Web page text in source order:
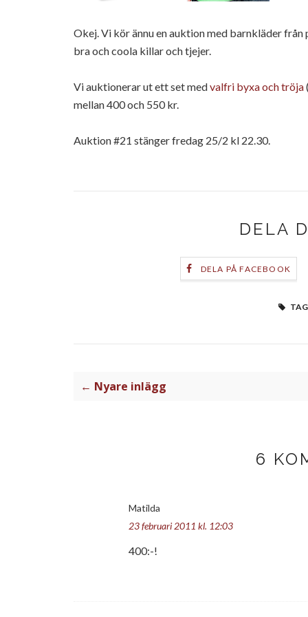
Okej. Vi kör ännu en auktion med barnkläder
bra och coola killar och tjejer.
Vi auktionerar ut ett set medvalfri byxa och tröja
mellan 400 och 550 kr.
Auktion #21 stänger fredag 25/2 kl 22.30.
DELA
DELA PÅ FACEBOOK
← Nyare inlägg
6
Matilda
23 februari 2011 kl. 12:03
400:-!